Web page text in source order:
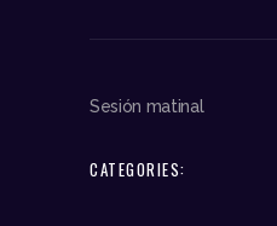
Sesión matinal
CATEGORIES: